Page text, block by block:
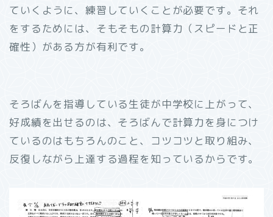
ていくように、練習していくことが必要です。それ
をするためには、そもそもの計算力（スピードと正
確性）がある方が有利です。
そろばんを指導している生徒が中学校に上がって、
好成績を出せるのは、そろばんで計算力を身につけ
ているのはもちろんのこと、コツコツと取り組み、
反復しながら上達する過程を知っているからです。